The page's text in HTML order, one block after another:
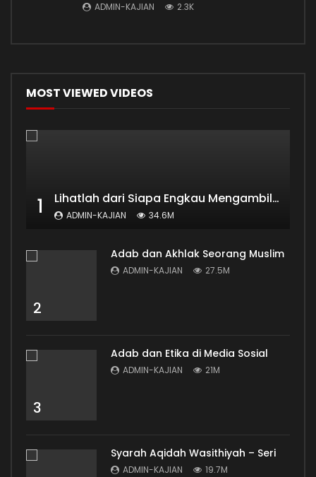
ADMIN-KAJIAN 2.3K
MOST VIEWED VIDEOS
1 Lihatlah dari Siapa Engkau Mengambil Ilmu
ADMIN-KAJIAN 34.6M
2
Adab dan Akhlak Seorang Muslim
ADMIN-KAJIAN 27.5M
3
Adab dan Etika di Media Sosial
ADMIN-KAJIAN 21M
Syarah Aqidah Wasithiyah – Seri
ADMIN-KAJIAN 19.7M